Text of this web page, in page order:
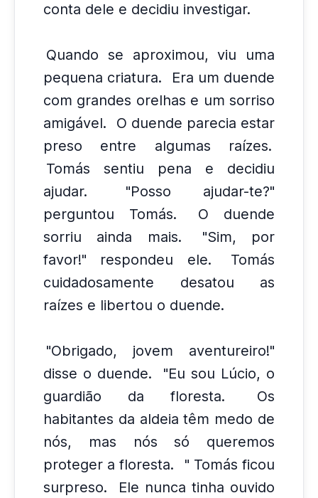
conta dele e decidiu investigar.
Quando se aproximou, viu uma
pequena criatura.
Era um duende
com grandes orelhas e um sorriso
amigável.
O duende parecia estar
preso entre algumas raízes.
Tomás sentiu pena e decidiu
ajudar.
"Posso ajudar-te?"
perguntou Tomás.
O duende
sorriu ainda mais.
"Sim, por
favor!" respondeu ele.
Tomás
cuidadosamente desatou as
raízes e libertou o duende.
"Obrigado, jovem aventureiro!"
disse o duende.
"Eu sou Lúcio, o
guardião da floresta.
Os
habitantes da aldeia têm medo de
nós, mas nós só queremos
proteger a floresta.
" Tomás ficou
surpreso.
Ele nunca tinha ouvido